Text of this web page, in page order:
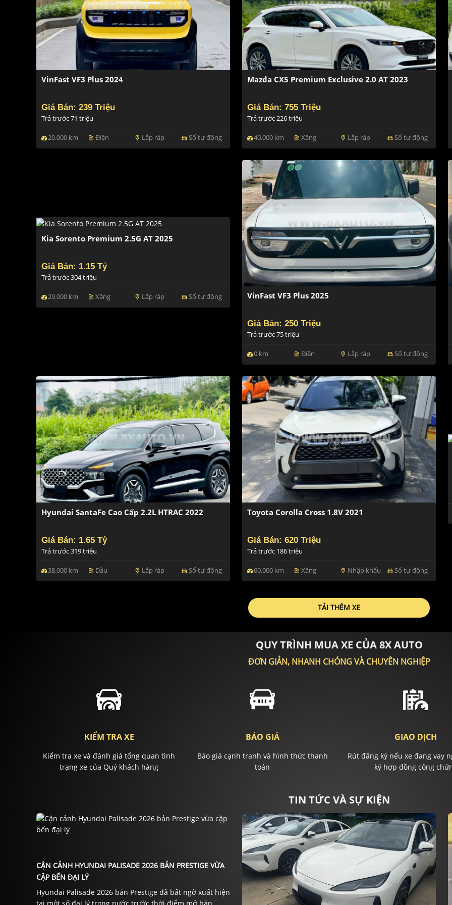
VinFast VF3 Plus 2024
Giá Bán: 239 Triệu
Trả trước 71 triệu
20.000 km ev_station Điện location_on Lắp ráp directions_car Số tự động
Mazda CX5 Premium Exclusive 2.0 AT 2023
Giá Bán: 755 Triệu
Trả trước 226 triệu
40.000 km ev_station Xăng location_on Lắp ráp directions_car Số tự động
Kia Sorento Premium 2.5G AT 2025
Giá Bán: 1.15 Tỷ
Trả trước 304 triệu
29.000 km ev_station Xăng location_on Lắp ráp directions_car Số tự động VinFast VF3 Plus 2025
Giá Bán: 250 Triệu
Trả trước 75 triệu
0 km ev_station Điện location_on Lắp ráp directions_car Số tự động
Hyundai SantaFe Cao Cấp 2.2L HTRAC 2022
Giá Bán: 1.65 Tỷ
Trả trước 319 triệu
38.000 km ev_station Dầu location_on Lắp ráp directions_car Số tự động
Toyota Corolla Cross 1.8V 2021
Giá Bán: 620 Triệu
Trả trước 186 triệu
60.000 km ev_station Xăng location_on Nhập khẩu directions_car Số tự động
TẢI THÊM XE
QUY TRÌNH MUA XE CỦA 8X AUTO
ĐƠN GIẢN, NHANH CHÓNG VÀ CHUYÊN NGHIỆP
KIỂM TRA XE
Kiểm tra xe và đánh giá tổng quan tình
trạng xe của Quý khách hàng
BÁO GIÁ
Báo giá cạnh tranh và hình thức thanh
toán
GIAO DỊCH
Rút đăng ký nếu xe đang vay
ký hợp đồng công
TIN TỨC VÀ SỰ KIỆN
CẬN CẢNH HYUNDAI PALISADE 2026 BẢN PRESTIGE VỪA
CẬP BẾN ĐẠI LÝ
Hyundai Palisade 2026 bản Prestige đã bất ngờ xuất hiện